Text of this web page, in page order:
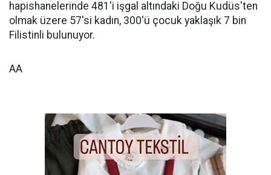
hapishanelerinde 481'i işgal altındaki Doğu Kudüs'ten
olmak üzere 57'si kadın, 300'ü çocuk yaklaşık 7 bin
Filistinli bulunuyor.
AA